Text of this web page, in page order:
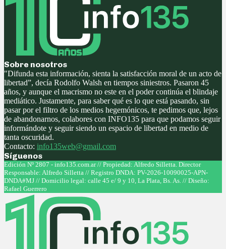
Sobre nosotros
"Difunda esta información, sienta la satisfacción moral de un acto de
libertad”, decía Rodolfo Walsh en tiempos siniestros. Pasaron 45
años, y aunque el macrismo no este en el poder continúa el blindaje
mediático. Justamente, para saber qué es lo que está pasando, sin
pasar por el filtro de los medios hegemónicos, te pedimos que, lejos
de abandonarnos, colabores con INFO135 para que podamos seguir
informándote y seguir siendo un espacio de libertad en medio de
tanta oscuridad.
Contacto: info135web@gmail.com
Síguenos
Facebook
Twitter
Instagram
Youtube
Edición Nº 2807 - info135.com.ar // Propiedad: Alfredo Silletta. Director
Responsable: Alfredo Silletta // Registro DNDA: PV-2026-10090025-APN-
DNDA#MJ // Domicilio legal: calle 45 e/ 9 y 10, La Plata, Bs. As. // Diseño:
Rafael Guerrero